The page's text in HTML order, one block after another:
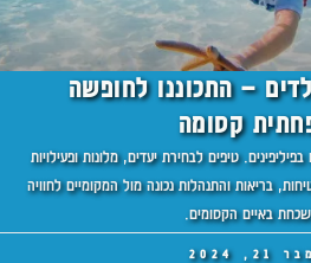
– התכוננו לחופשה
קסומה
טיפים לבחירת יעדים, מלונות ופעילויות
בריאות והתנהלות נכונה מול המקומיים לחוויה
באיים הקסומים.
2024